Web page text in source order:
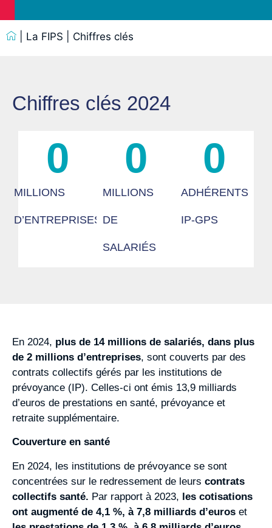
La FIPS Chiffres clés
Chiffres clés 2024
MILLIONS
D’ENTREPRISES
0
MILLIONS
DE
SALARIÉS
0
ADHÉRENTS
IP-GPS
0
En 2024, plus de 14 millions de salariés, dans plus
de 2 millions d’entreprises, sont couverts par des
contrats collectifs gérés par les institutions de
prévoyance (IP). Celles-ci ont émis 13,9 milliards
d’euros de prestations en santé, prévoyance et
retraite supplémentaire.
Couverture en santé
En 2024, les institutions de prévoyance se sont
concentrées sur le redressement de leurs contrats
collectifs santé. Par rapport à 2023, les cotisations
ont augmenté de 4,1 %, à 7,8 milliards d’euros et